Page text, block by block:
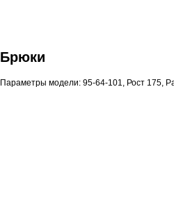
Брюки
Параметры модели: 95-64-101, Рост 175,